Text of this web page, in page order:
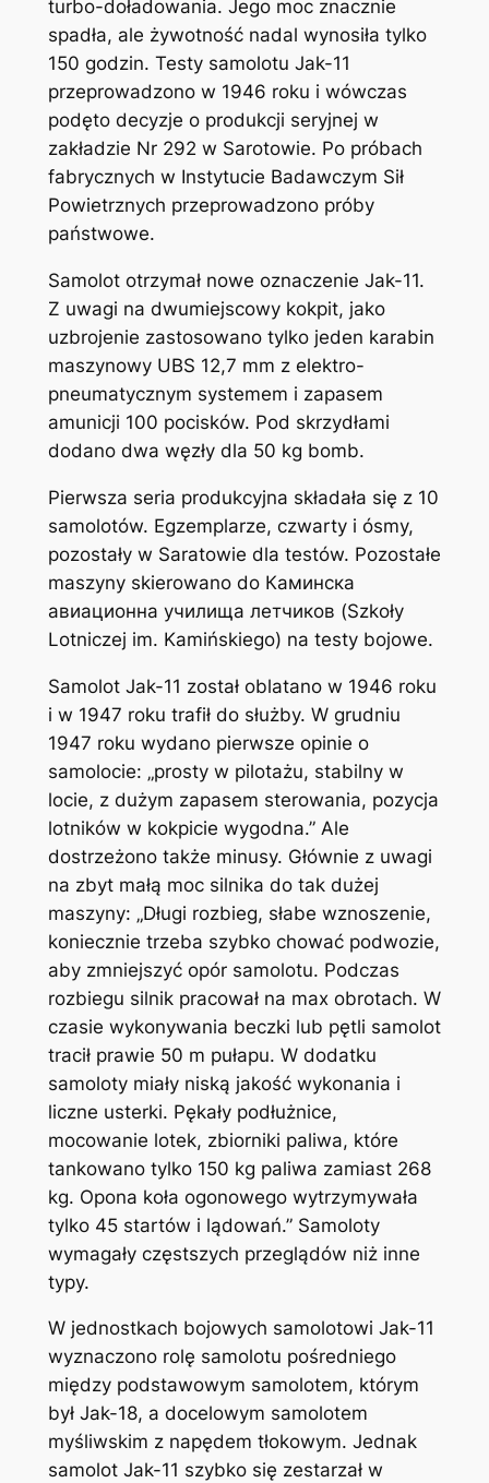
turbo-doładowania. Jego moc znacznie
spadła, ale żywotność nadal wynosiła tylko
150 godzin. Testy samolotu Jak-11
przeprowadzono w 1946 roku i wówczas
podęto decyzje o produkcji seryjnej w
zakładzie Nr 292 w Sarotowie. Po próbach
fabrycznych w Instytucie Badawczym Sił
Powietrznych przeprowadzono próby
państwowe.
Samolot otrzymał nowe oznaczenie Jak-11.
Z uwagi na dwumiejscowy kokpit, jako
uzbrojenie zastosowano tylko jeden karabin
maszynowy UBS 12,7 mm z elektro-
pneumatycznym systemem i zapasem
amunicji 100 pocisków. Pod skrzydłami
dodano dwa węzły dla 50 kg bomb.
Pierwsza seria produkcyjna składała się z 10
samolotów. Egzemplarze, czwarty i ósmy,
pozostały w Saratowie dla testów. Pozostałe
maszyny skierowano do Каминскa
авиационнa училищa летчиков (Szkoły
Lotniczej im. Kamińskiego) na testy bojowe.
Samolot Jak-11 został oblatano w 1946 roku
i w 1947 roku trafił do służby. W grudniu
1947 roku wydano pierwsze opinie o
samolocie: „prosty w pilotażu, stabilny w
locie, z dużym zapasem sterowania, pozycja
lotników w kokpicie wygodna.” Ale
dostrzeżono także minusy. Głównie z uwagi
na zbyt małą moc silnika do tak dużej
maszyny: „Długi rozbieg, słabe wznoszenie,
koniecznie trzeba szybko chować podwozie,
aby zmniejszyć opór samolotu. Podczas
rozbiegu silnik pracował na max obrotach. W
czasie wykonywania beczki lub pętli samolot
tracił prawie 50 m pułapu. W dodatku
samoloty miały niską jakość wykonania i
liczne usterki. Pękały podłużnice,
mocowanie lotek, zbiorniki paliwa, które
tankowano tylko 150 kg paliwa zamiast 268
kg. Opona koła ogonowego wytrzymywała
tylko 45 startów i lądowań.” Samoloty
wymagały częstszych przeglądów niż inne
typy.
W jednostkach bojowych samolotowi Jak-11
wyznaczono rolę samolotu pośredniego
między podstawowym samolotem, którym
był Jak-18, a docelowym samolotem
myśliwskim z napędem tłokowym. Jednak
samolot Jak-11 szybko się zestarzał w